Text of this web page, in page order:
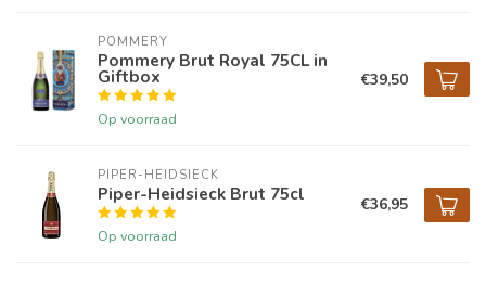
POMMERY
Pommery Brut Royal 75CL in
Giftbox
Op voorraad
€39,50
PIPER-HEIDSIECK
Piper-Heidsieck Brut 75cl
Op voorraad
€36,95